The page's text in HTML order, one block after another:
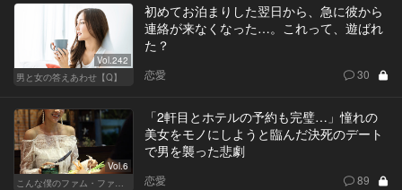
Vol.242
男と女の答えあわせ【Q】
初めてお泊まりした翌日から、急に彼から
連絡が来なくなった…。これって、遊ばれ
た？
恋愛 30
Vol.6
こんな僕のファム・ファタル
「2軒目とホテルの予約も完璧…」憧れの
美女をモノにしようと臨んだ決死のデート
で男を襲った悲劇
恋愛 89